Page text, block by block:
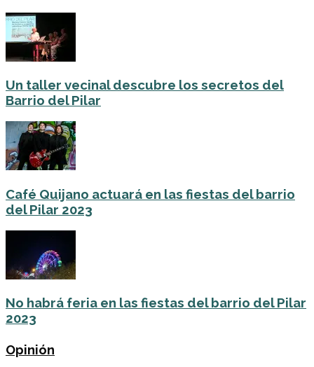
Un taller vecinal descubre los secretos del
Barrio del Pilar
Café Quijano actuará en las fiestas del barrio
del Pilar 2023
No habrá feria en las fiestas del barrio del Pilar
2023
Opinión